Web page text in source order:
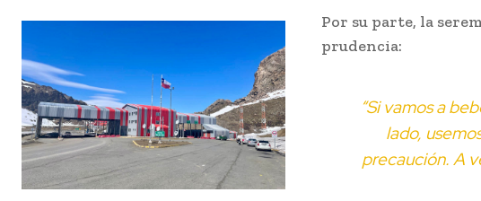
Por su parte, la
prudencia:
“Si vamos a
lado,
precaución. A